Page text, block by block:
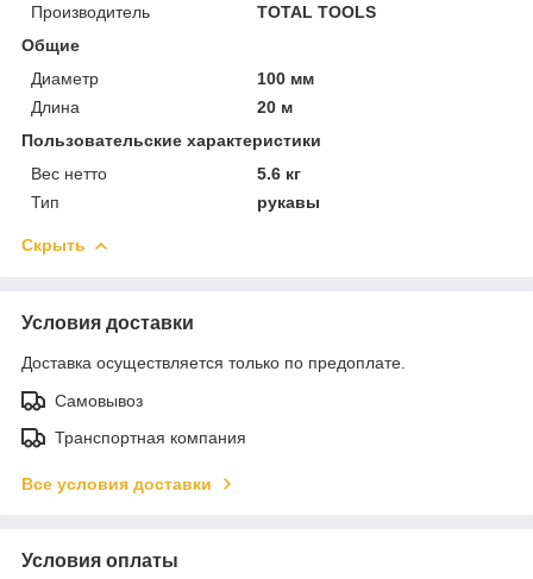
Производитель
TOTAL TOOLS
Общие
Диаметр
100 мм
Длина
20 м
Пользовательские характеристики
Вес нетто
5.6 кг
Тип
рукавы
Скрыть
Условия доставки
Доставка осуществляется только по предоплате.
Самовывоз
Транспортная компания
Все условия доставки
Условия оплаты